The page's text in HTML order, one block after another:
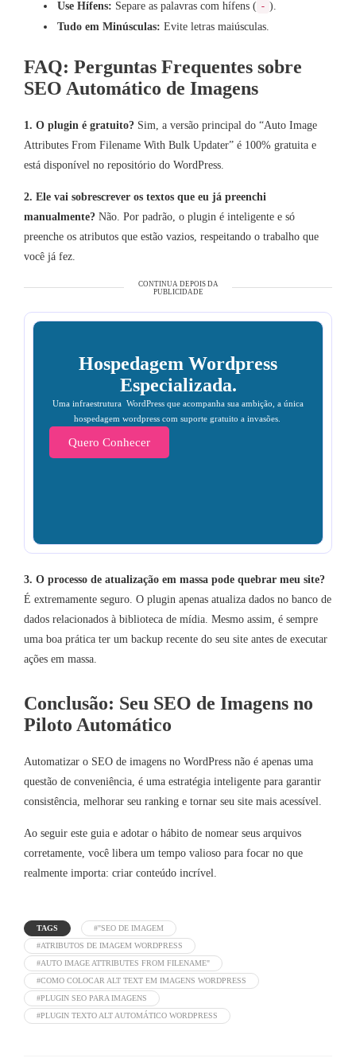
Use Hífens: Separe as palavras com hífens ( - ).
Tudo em Minúsculas: Evite letras maiúsculas.
FAQ: Perguntas Frequentes sobre
SEO Automático de Imagens
1. O plugin é gratuito? Sim, a versão principal do “Auto Image
Attributes From Filename With Bulk Updater” é 100% gratuita e
está disponível no repositório do WordPress.
2. Ele vai sobrescrever os textos que eu já preenchi
manualmente? Não. Por padrão, o plugin é inteligente e só
preenche os atributos que estão vazios, respeitando o trabalho que
você já fez.
CONTINUA DEPOIS DA
PUBLICIDADE
Hospedagem Wordpress
Especializada.
Uma infraestrutura WordPress que acompanha sua ambição, a única
hospedagem wordpress com suporte gratuito a invasões.
Quero Conhecer
3. O processo de atualização em massa pode quebrar meu site?
É extremamente seguro. O plugin apenas atualiza dados no banco de
dados relacionados à biblioteca de mídia. Mesmo assim, é sempre
uma boa prática ter um backup recente do seu site antes de executar
ações em massa.
Conclusão: Seu SEO de Imagens no
Piloto Automático
Automatizar o SEO de imagens no WordPress não é apenas uma
questão de conveniência, é uma estratégia inteligente para garantir
consistência, melhorar seu ranking e tornar seu site mais acessível.
Ao seguir este guia e adotar o hábito de nomear seus arquivos
corretamente, você libera um tempo valioso para focar no que
realmente importa: criar conteúdo incrível.
TAGS
#"SEO DE IMAGEM
#ATRIBUTOS DE IMAGEM WORDPRESS
#AUTO IMAGE ATTRIBUTES FROM FILENAME"
#COMO COLOCAR ALT TEXT EM IMAGENS WORDPRESS
#PLUGIN SEO PARA IMAGENS
#PLUGIN TEXTO ALT AUTOMÁTICO WORDPRESS